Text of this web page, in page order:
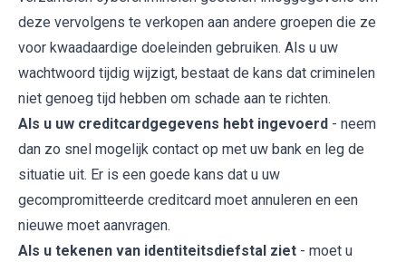
deze vervolgens te verkopen aan andere groepen die ze
voor kwaadaardige doeleinden gebruiken. Als u uw
wachtwoord tijdig wijzigt, bestaat de kans dat criminelen
niet genoeg tijd hebben om schade aan te richten.
Als u uw creditcardgegevens hebt ingevoerd - neem
dan zo snel mogelijk contact op met uw bank en leg de
situatie uit. Er is een goede kans dat u uw
gecompromitteerde creditcard moet annuleren en een
nieuwe moet aanvragen.
Als u tekenen van identiteitsdiefstal ziet - moet u